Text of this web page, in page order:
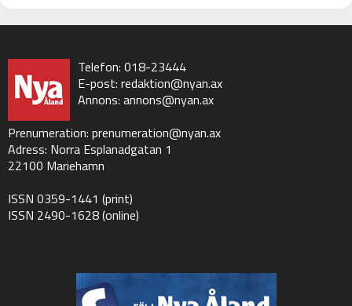
Telefon: 018-23444
E-post: redaktion@nyan.ax
Annons: annons@nyan.ax
Prenumeration: prenumeration@nyan.ax
Adress: Norra Esplanadgatan 1
22100 Mariehamn
ISSN 0359-1441 (print)
ISSN 2490-1628 (online)